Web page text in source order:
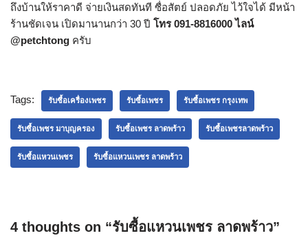
ถึงบ้านให้ราคาดี จ่ายเงินสดทันที ซื่อสัตย์ ปลอดภัย ไว้ใจได้ มีหน้า
ร้านชัดเจน เปิดมานานกว่า 30 ปี โทร 091-8816000 ไลน์
@petchtong ครับ
Tags: รับซื้อเครื่องเพชร รับซื้อเพชร รับซื้อเพชร กรุงเทพ
รับซื้อเพชร มาบุญครอง รับซื้อเพชร ลาดพร้าว รับซื้อเพชรลาดพร้าว
รับซื้อแหวนเพชร รับซื้อแหวนเพชร ลาดพร้าว
4 thoughts on “รับซื้อแหวนเพชร ลาดพร้าว”